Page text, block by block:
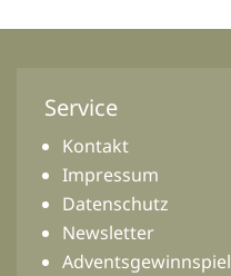
Service
Kontakt
Impressum
Datenschutz
Newsletter
Adventsgewinnspiel